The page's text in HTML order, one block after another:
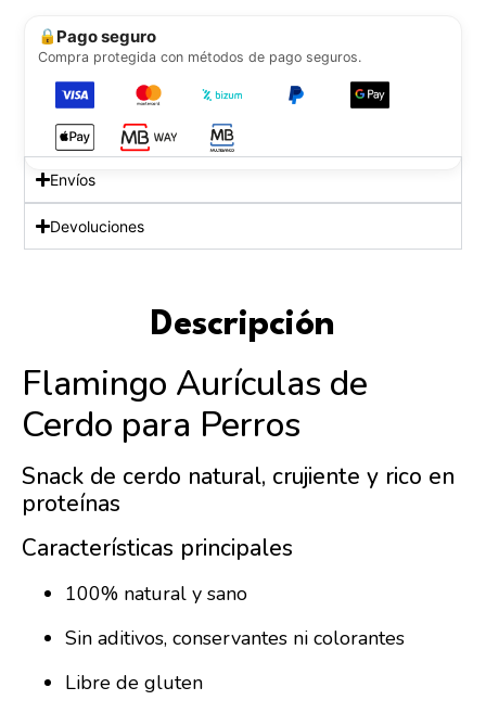
🔒 Pago seguro
Compra protegida con métodos de pago seguros.
Envíos
Devoluciones
Descripción
Flamingo Aurículas de
Cerdo para Perros
Snack de cerdo natural, crujiente y rico en
proteínas
Características principales
100% natural y sano
Sin aditivos, conservantes ni colorantes
Libre de gluten